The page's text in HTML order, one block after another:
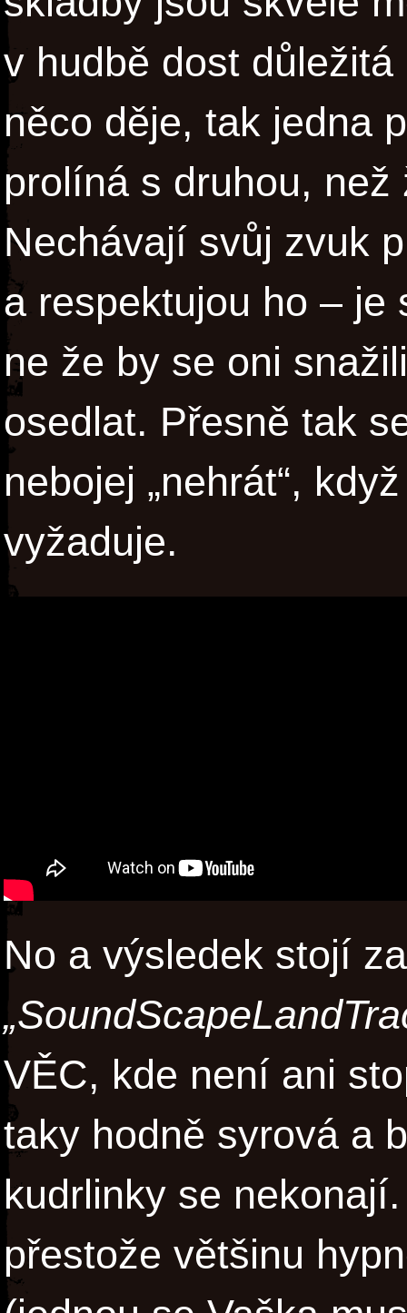
v hudbě dost
něco děje, tak jedna
prolíná s druhou,
Nechávají svůj zvuk
a respektujou ho – je
ne že by se oni
osedlat. Přesně tak
nebojej „nehrát“,
vyžaduje.
No a výsledek stojí
VĚC, kde není ani
taky hodně syrová a
kudrlinky se
přestože většinu